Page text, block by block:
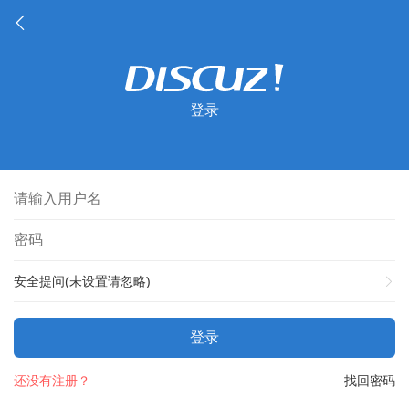
登录
安全提问(未设置请忽略)
登录
找回密码
还没有注册？